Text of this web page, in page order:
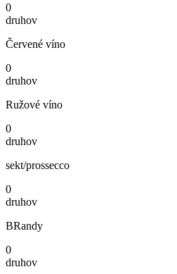
0
druhov
Červené víno
0
druhov
Ružové víno
0
druhov
sekt/prossecco
0
druhov
BRandy
0
druhov